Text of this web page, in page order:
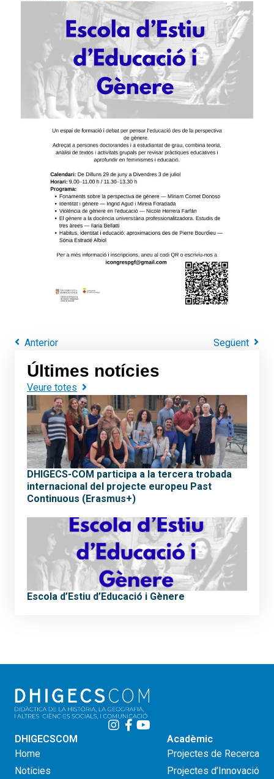
Anterior Següent
Últimes notícies
Veure totes
DHIGECS-COM participa a la tercera trobada
internacional del projecte europeu Past
Continuous (Erasmus+)
Escola d’Estiu d’Educació i Gènere
DHIGECSCOM
Home
Notícies
Acadèmic
Projectes de Recerca
Projectes d’Innovació